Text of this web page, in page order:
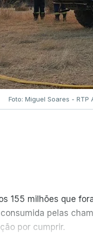
Foto: Miguel Soares - RTP
155 milhões que
pelas
por cumprir.